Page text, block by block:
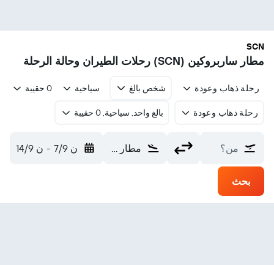
SCN
مطار ساربروكين (SCN) رحلات الطيران وحالة الرحلة
رحلة ذهاب وعودة شخص بالغ سياحية 0 حقيبة
رحلة ذهاب وعودة بالغ واحد, سياحية, 0 حقيبة
من؟ مطار ساربروكين (SCN) ن 7/9 - ن 14/9
بحث